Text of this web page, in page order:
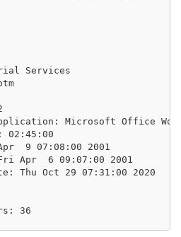
Services
Microsoft Office
02:45:00
9 07:08:00 2001
Apr  6 09:07:00 2001
Thu Oct 29 07:31:00 2020
36